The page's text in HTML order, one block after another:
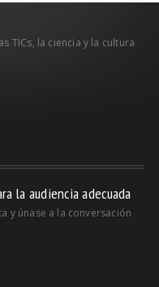
TICs, la ciencia y la cultura
la audiencia adecuada
y únase a la conversación